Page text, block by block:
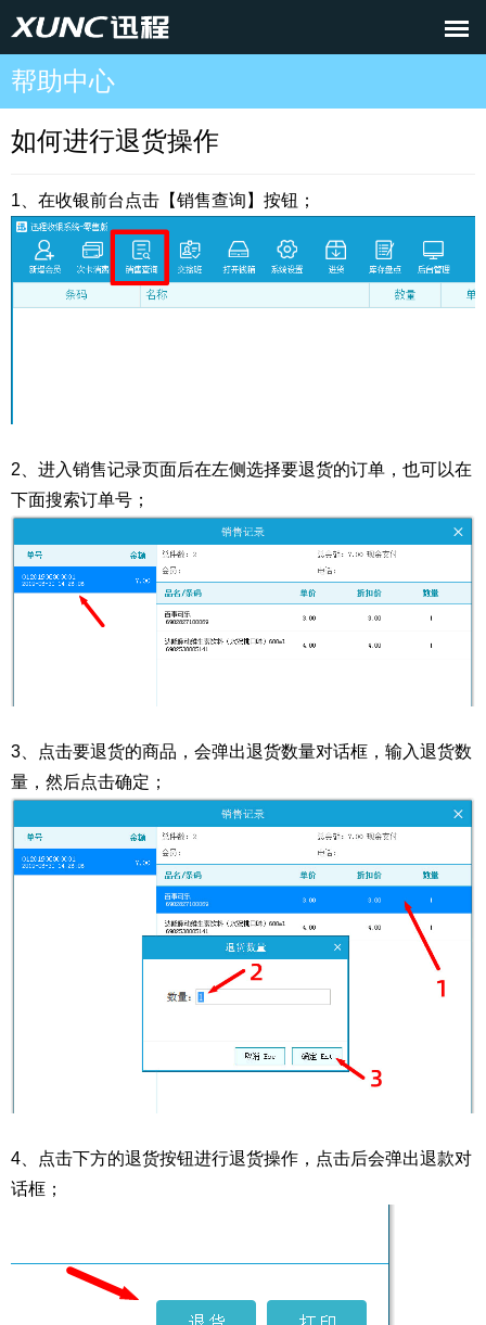
帮助中心
如何进行退货操作
1、在收银前台点击【销售查询】按钮；
2、进入销售记录页面后在左侧选择要退货的订单，也可以在
下面搜索订单号；
3、点击要退货的商品，会弹出退货数量对话框，输入退货数
量，然后点击确定；
4、点击下方的退货按钮进行退货操作，点击后会弹出退款对
话框；